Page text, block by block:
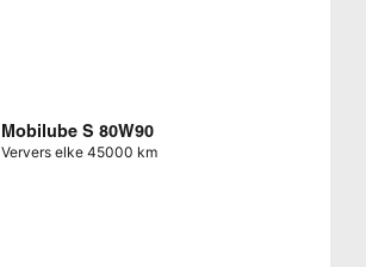
Mobilube S 80W90
Ververs elke 45000 km